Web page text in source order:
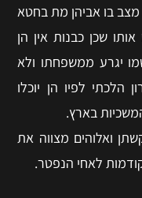
בו אביהן מת בחטא
שכן כבנות אין הן
יגרע ממשפחתו ולא
לפיו הן יוכלו
בארץ.
ואלוהים מצווה את
לאחי הנפטר.